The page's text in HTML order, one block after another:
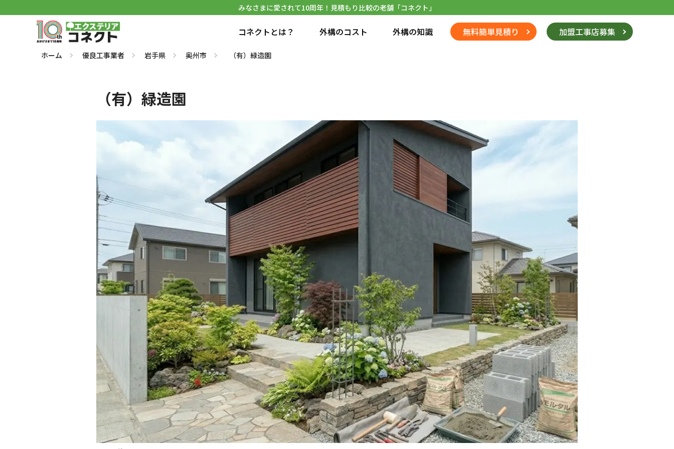
みなさまに愛されて10周年！見積もり比較の老舗「コネクト」
コネクトとは？ 外構のコスト 外構の知識 無料簡単見積り 加盟工事店募集
ホーム 優良工事業者 岩手県 奥州市 （有）緑造園
（有）緑造園